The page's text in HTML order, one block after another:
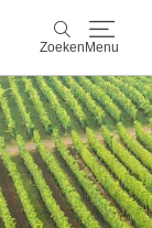
Zoeken Menu
Zoeken